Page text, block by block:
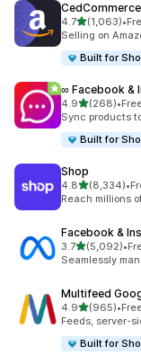
4.7별 5개 중
(1,063)
총 리뷰 1063개
•
Selling on
Built for
∞ Facebook &
4.9별 5개 중
(268)
총 리뷰 268개
•
Sync products
Built for
Shop
4.8별 5개 중
(8,334)
총 리뷰 8334개
•
Reach millions
Facebook &
3.7별 5개 중
(5,092)
총 리뷰 5092개
•
Seamlessly
Multifeed
4.9별 5개 중
(965)
총 리뷰 965개
•
Feeds, server-
Built for